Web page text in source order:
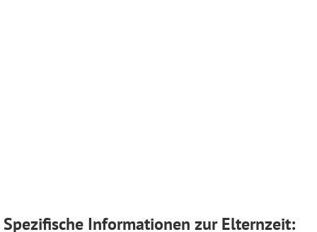
Spezifische Informationen zur Elternzeit: